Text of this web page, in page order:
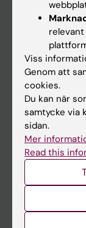
Forskning
Om KI
På gång
Nyheter
Kalender
Ladok
Canvas
Viss
Genom att
cookies.
Du kan när
samtycke via
sidan.
Mer
Read this